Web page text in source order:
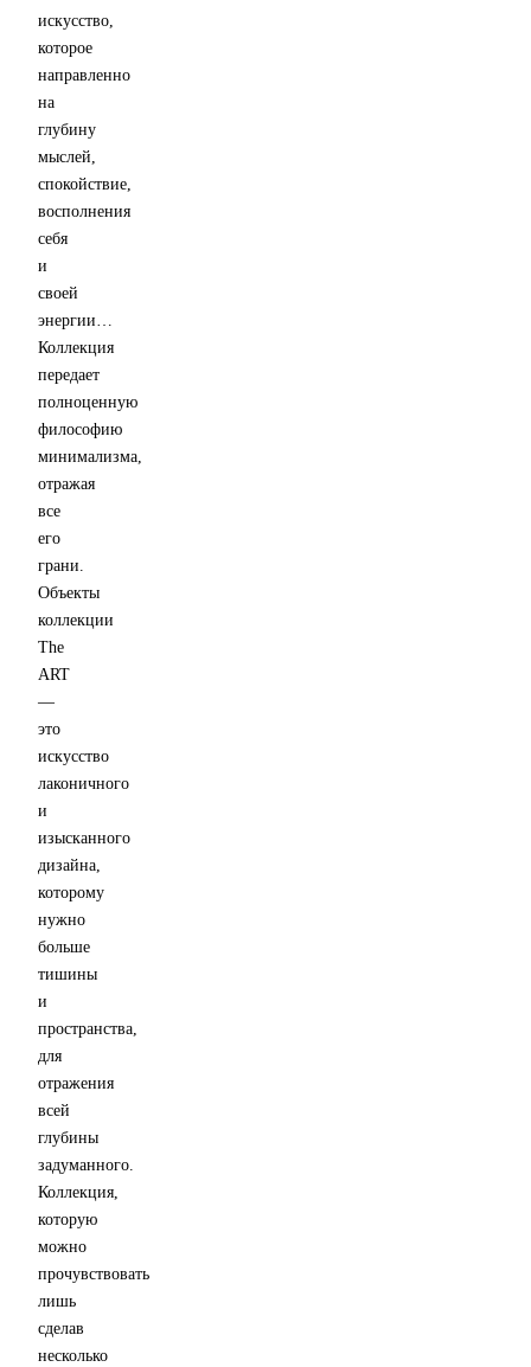
искусство,
которое
направленно
на
глубину
мыслей,
спокойствие,
восполнения
себя
и
своей
энергии…
Коллекция
передает
полноценную
философию
минимализма,
отражая
все
его
грани.
Объекты
коллекции
The
ART
—
это
искусство
лаконичного
и
изысканного
дизайна,
которому
нужно
больше
тишины
и
пространства,
для
отражения
всей
глубины
задуманного.
Коллекция,
которую
можно
прочувствовать
лишь
сделав
несколько